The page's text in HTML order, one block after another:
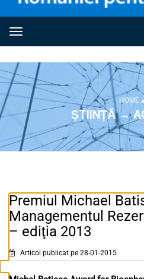
Toggle navigation
HOME
ȘTIINȚĂ →
Premiul Michael
Managementul
– ediţia 2013
Articol publicat pe 28-01-2015